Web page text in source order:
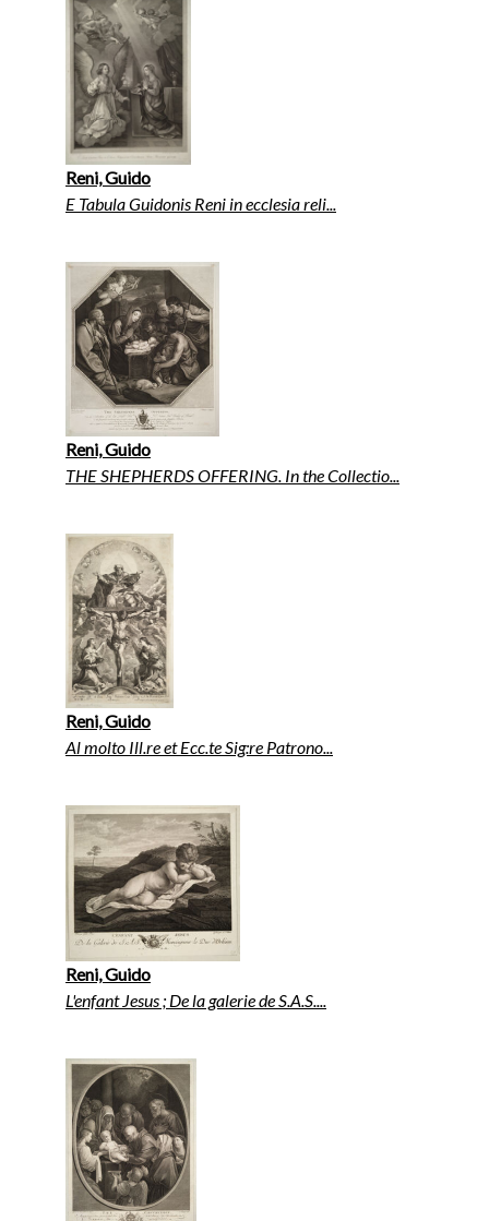
Reni, Guido
E Tabula Guidonis Reni in ecclesia reli...
Reni, Guido
THE SHEPHERDS OFFERING. In the Collectio...
Reni, Guido
Al molto Ill.re et Ecc.te Sig:re Patrono...
Reni, Guido
L'enfant Jesus ; De la galerie de S.A.S....